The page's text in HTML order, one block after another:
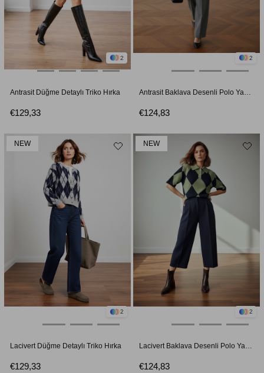
2
Antrasit Düğme Detaylı Triko Hırka
€129,33
2
€124,83
2
Lacivert Düğme Detaylı Triko Hırka
€129,33
NEW
2
Lacivert Baklava Desenli Polo Yaka Triko Kazak
€124,83
NEW